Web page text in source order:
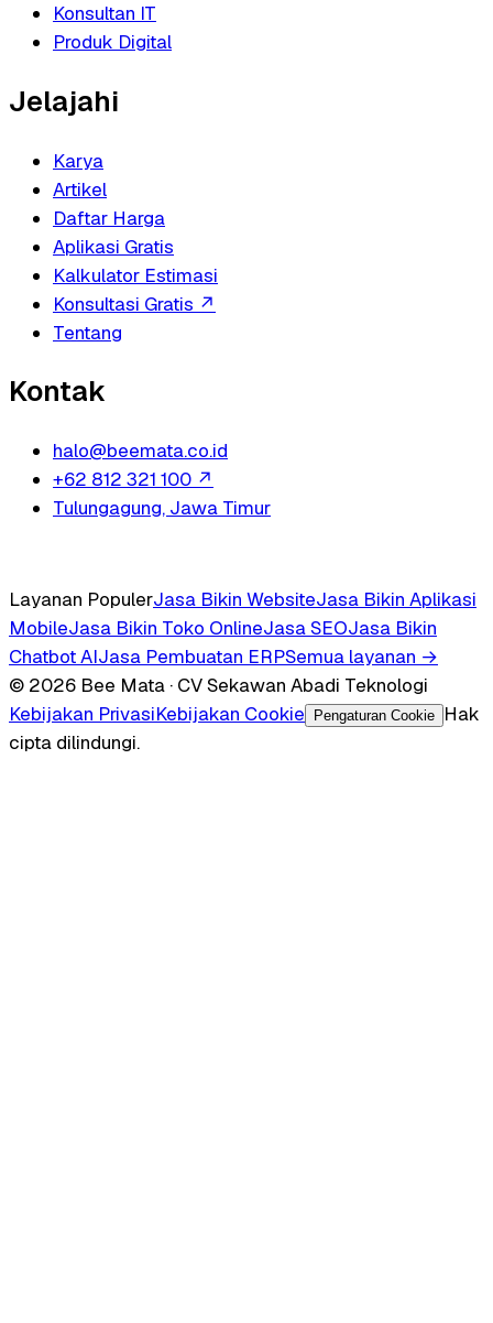
Konsultan IT
Produk Digital
Jelajahi
Karya
Artikel
Daftar Harga
Aplikasi Gratis
Kalkulator Estimasi
Konsultasi Gratis ↗
Tentang
Kontak
halo@beemata.co.id
+62 812 321 100 ↗
Tulungagung, Jawa Timur
Layanan PopulerJasa Bikin WebsiteJasa Bikin Aplikasi
MobileJasa Bikin Toko OnlineJasa SEOJasa Bikin
Chatbot AIJasa Pembuatan ERPSemua layanan →
© 2026 Bee Mata · CV Sekawan Abadi Teknologi
Kebijakan PrivasiKebijakan Cookie Pengaturan Cookie
Hak
cipta dilindungi.